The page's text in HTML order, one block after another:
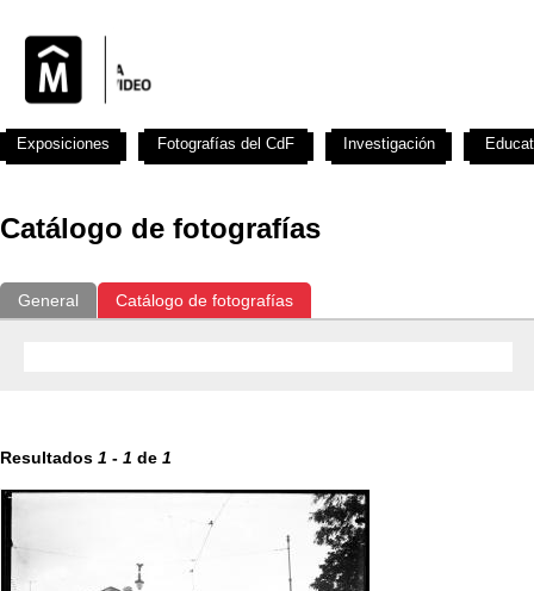
Catálogo de fotografías
General Catálogo de fotografías
Resultados 1 - 1 de 1
Exposiciones Fotografías del CdF Investigación